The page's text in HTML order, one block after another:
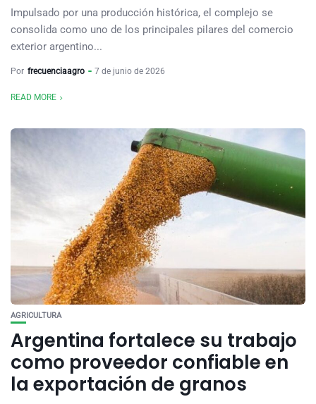
Impulsado por una producción histórica, el complejo se
consolida como uno de los principales pilares del comercio
exterior argentino...
Por frecuenciaagro 7 de junio de 2026
READ MORE
AGRICULTURA
Argentina fortalece su trabajo
como proveedor confiable en
la exportación de granos